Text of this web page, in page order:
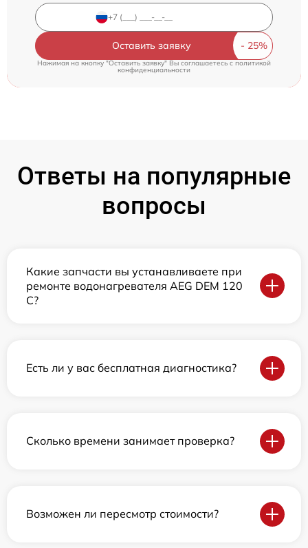
Оставить заявку
Нажимая на кнопку "Оставить заявку" Вы соглашаетесь cполитикой
конфиденциальности
Ответы на популярные
вопросы
Какие запчасти вы устанавливаете при
ремонте водонагревателя AEG DEM 120
C?
Есть ли у вас бесплатная диагностика?
Сколько времени занимает проверка?
Возможен ли пересмотр стоимости?